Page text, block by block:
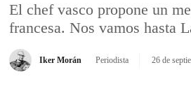
El chef vasco propone un
francesa. Nos vamos hasta
Iker Morán Periodista 26 de